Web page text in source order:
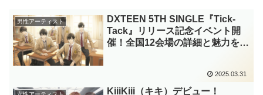
男性アーティスト
DXTEEN 5TH SINGLE『Tick-
Tack』リリース記念イベント開
催！全国12会場の詳細と魅力を徹
2025.03.31
KiiiKiii（キキ）デビュー！